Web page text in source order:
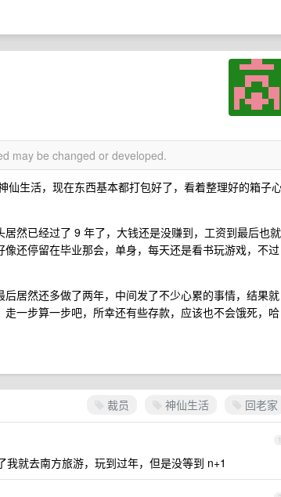
may be changed or developed.
仙生活，现在东西基本都打包好了，看着整理好的箱子
然已经过了 9 年了，大钱还是没赚到，工资到最后也就
还停留在毕业那会，单身，每天还是看书玩游戏，不过
居然还多做了两年，中间发了不少心累的事情，结果就
一步算一步吧，所幸还有些存款，应该也不会饿死，哈
裁员 神仙生活 回老家
1
就去南方旅游，玩到过年，但是没等到 n+1